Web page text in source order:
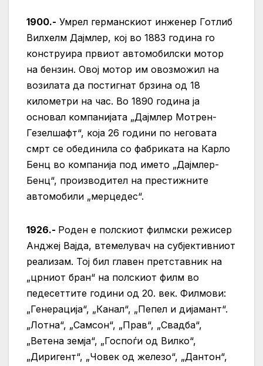
1900.- Умрел германскиот инженер Готлиб
Вилхелм Дајмлер, кој во 1883 година го
конструира првиот автомобилски мотор
на бензин. Овој мотор им овозможил на
возилата да постигнат брзина од 18
километри на час. Во 1890 година ја
основал компанијата „Дајмлер Мотрен-
Гезелшафт“, која 26 години по неговата
смрт се обединила со фабриката на Карло
Бенц во компанија под името „Дајмлер-
Бенц“, производител на престижните
автомобили „мерцедес“.
1926.- Роден е полскиот филмски режисер
Анджеј Вајда, втемелувач на субјективниот
реализам. Тој бил главен претставник на
„црниот бран“ на полскиот филм во
педесеттите години од 20. век. Филмови:
„Генерација“, „Канал“, „Пепел и дијамант“.
„Лотна“, „Самсон“, „Прав“, „Свадба“,
„Ветена земја“, „Госпоѓи од Вилко“,
„Диригент“, „Човек од железо“, „Дантон“,